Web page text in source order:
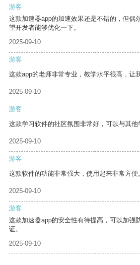
游客
这款加速器app的加速效果还是不错的，但偶
望开发者能够优化一下。
2025-09-10
游客
这款app的老师非常专业，教学水平很高，让
2025-09-10
游客
这款学习软件的社区氛围非常好，可以与其他
2025-09-10
游客
这款软件的功能非常强大，使用起来非常方便
2025-09-10
游客
这款加速器app的安全性有待提高，可以加强
证。
2025-09-10